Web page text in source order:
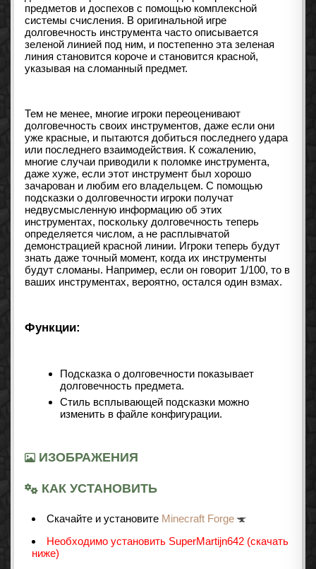
предметов и доспехов с помощью комплексной
системы счисления. В оригинальной игре
долговечность инструмента часто описывается
зеленой линией под ним, и постепенно эта зеленая
линия становится короче и становится красной,
указывая на сломанный предмет.
Тем не менее, многие игроки переоценивают
долговечность своих инструментов, даже если они
уже красные, и пытаются добиться последнего удара
или последнего взаимодействия. К сожалению,
многие случаи приводили к поломке инструмента,
даже хуже, если этот инструмент был хорошо
зачарован и любим его владельцем. С помощью
подсказки о долговечности игроки получат
недвусмысленную информацию об этих
инструментах, поскольку долговечность теперь
определяется числом, а не расплывчатой ​​
демонстрацией красной линии. Игроки теперь будут
знать даже точный момент, когда их инструменты
будут сломаны. Например, если он говорит 1/100, то в
ваших инструментах, вероятно, остался один взмах.
Функции:
Подсказка о долговечности показывает
долговечность предмета.
Стиль всплывающей подсказки можно
изменить в файле конфигурации.
ИЗОБРАЖЕНИЯ
КАК УСТАНОВИТЬ
Cкачайте и установите Minecraft Forge
Необходимо установить SuperMartijn642 (скачать
ниже)